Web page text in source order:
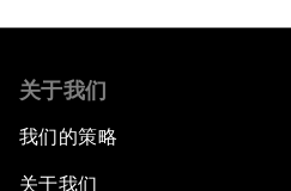
关于我们
我们的策略
关于我们